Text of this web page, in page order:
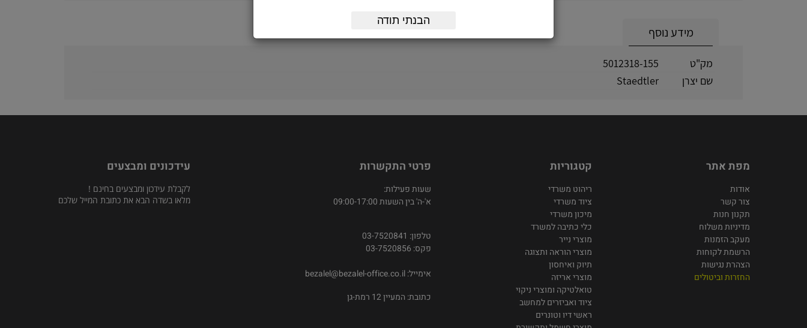
מידע נוסף
מק"ט
5012318-155
שם יצרן
Staedtler
מפת אתר
אודות
צור קשר
תקנון חנות
מדיניות משלוח
מעקב הזמנות
הרשמת לקוחות
הצהרת נגישות
החזרות וביטולים
קטגוריות
ריהוט משרדי
ציוד משרדי
מיכון משרדי
כלי כתיבה למשרד
מוצרי נייר
מוצרי הוראה ותצוגה
תיוק ואיחסון
מוצרי אריזה
טואלטיקה ומוצרי ניקוי
ציוד ואביזרים למחשב
ראשי דיו וטונרים
פרטי התקשרות
שעות פעילות:
א'-ה' בין השעות 09:00-17:00
טלפון: 03-7520841
פקס: 03-7520856
אימייל:bezalel@bezalel-office.co.il
כתובת: המעיין 12 רמת-גן
עידכונים ומבצעים
לקבלת עידכון ומבצעים בחינם !
מלאו בשדה הבא את כתובת המייל שלכם
הבנתי תודה